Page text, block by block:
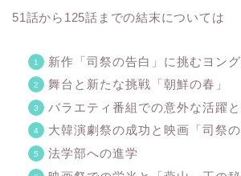
51話から125話までの結末については
新作「司祭の告白」に挑むヨング
舞台と新たな挑戦「朝鮮の春」
バラエティ番組での意外な活躍
大韓演劇祭の成功と映画「司祭
法学部への進学